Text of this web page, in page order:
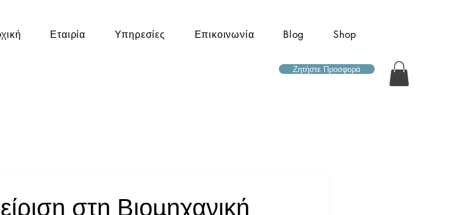
Εταιρία Υπηρεσίες Επικοινωνία Blog Shop
Ζητήστε Προσφορά
στη Βιομηχανική